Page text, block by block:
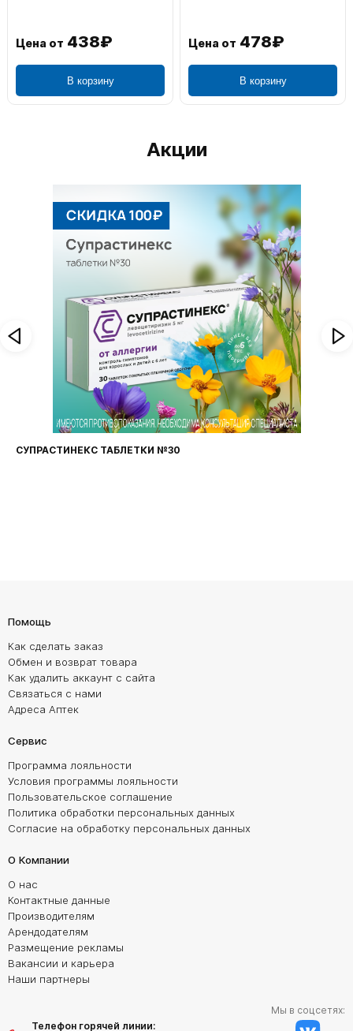
Цена от 438₽
В корзину
Цена от 478₽
В корзину
Акции
СУПРАСТИНЕКС ТАБЛЕТКИ №30
Помощь
Как сделать заказ
Обмен и возврат товара
Как удалить аккаунт с сайта
Связаться с нами
Адреса Аптек
Сервис
Программа лояльности
Условия программы лояльности
Пользовательское соглашение
Политика обработки персональных данных
Согласие на обработку персональных данных
О Компании
О нас
Контактные данные
Производителям
Арендодателям
Размещение рекламы
Вакансии и карьера
Наши партнеры
Телефон горячей линии:
Мы в соцсетях: